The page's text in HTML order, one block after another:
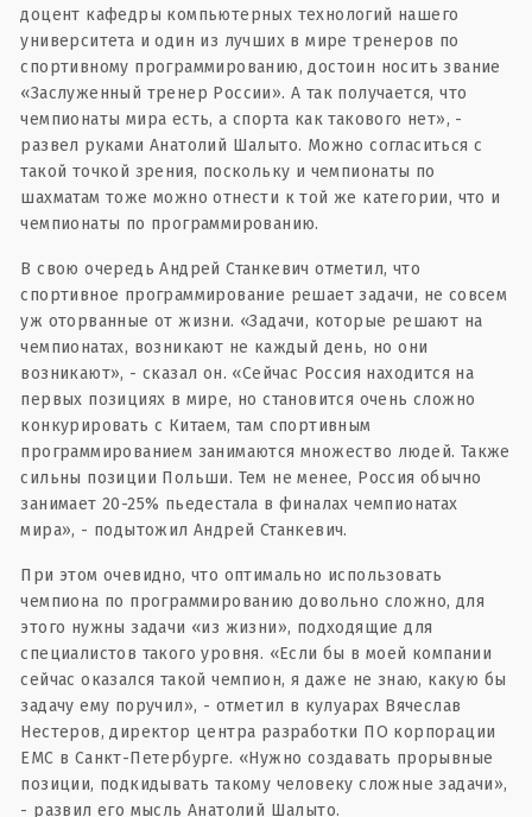
доцент кафедры компьютерных технологий нашего
университета и один из лучших в мире тренеров по
спортивному программированию, достоин носить звание
«Заслуженный тренер России». А так получается, что
чемпионаты мира есть, а спорта как такового нет», -
развел руками Анатолий Шалыто. Можно согласиться с
такой точкой зрения, поскольку и чемпионаты по
шахматам тоже можно отнести к той же категории, что и
чемпионаты по программированию.
В свою очередь Андрей Станкевич отметил, что
спортивное программирование решает задачи, не совсем
уж оторванные от жизни. «Задачи, которые решают на
чемпионатах, возникают не каждый день, но они
возникают», - сказал он. «Сейчас Россия находится на
первых позициях в мире, но становится очень сложно
конкурировать с Китаем, там спортивным
программированием занимаются множество людей. Также
сильны позиции Польши. Тем не менее, Россия обычно
занимает 20-25% пьедестала в финалах чемпионатах
мира», - подытожил Андрей Станкевич.
При этом очевидно, что оптимально использовать
чемпиона по программированию довольно сложно, для
этого нужны задачи «из жизни», подходящие для
специалистов такого уровня. «Если бы в моей компании
сейчас оказался такой чемпион, я даже не знаю, какую бы
задачу ему поручил», - отметил в кулуарах Вячеслав
Нестеров, директор центра разработки ПО корпорации
EMC в Санкт-Петербурге. «Нужно создавать прорывные
позиции, подкидывать такому человеку сложные задачи»,
- развил его мысль Анатолий Шалыто.